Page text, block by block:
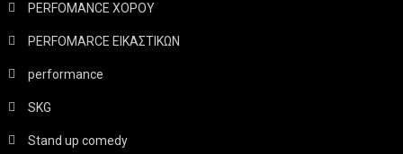
PERFOMANCE ΧΟΡΟΥ
PERFOMARCE ΕΙΚΑΣΤΙΚΩΝ
performance
SKG
Stand up comedy